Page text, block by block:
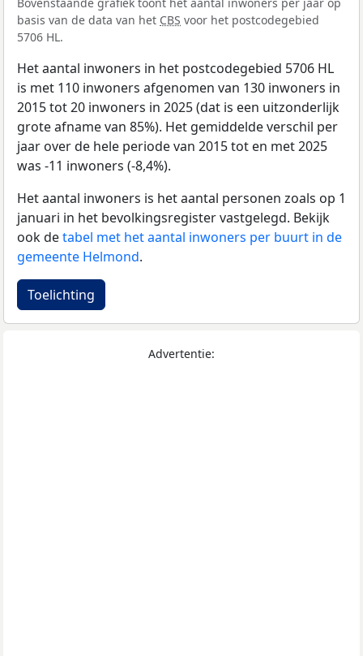
basis van de data van het CBS voor het postcodegebied
5706 HL.
Het aantal inwoners in het postcodegebied 5706 HL
is met 110 inwoners afgenomen van 130 inwoners in
2015 tot 20 inwoners in 2025 (dat is een uitzonderlijk
grote afname van 85%). Het gemiddelde verschil per
jaar over de hele periode van 2015 tot en met 2025
was -11 inwoners (-8,4%).
Het aantal inwoners is het aantal personen zoals op 1
januari in het bevolkingsregister vastgelegd. Bekijk
ook detabel met het aantal inwoners per buurt in de
gemeente Helmond.
Toelichting
Advertentie: